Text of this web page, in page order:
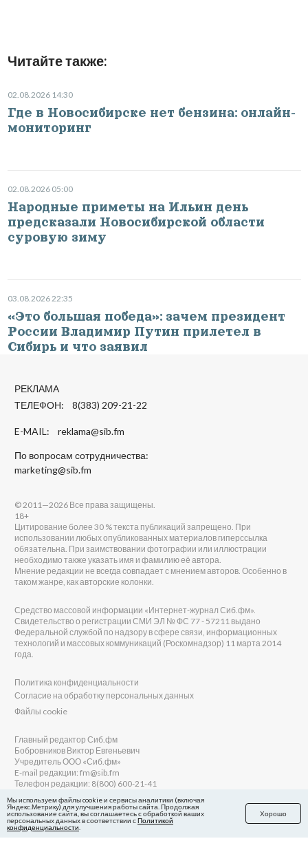
Читайте также:
02.08.2026 14:30
Где в Новосибирске нет бензина: онлайн-
мониторинг
02.08.2026 05:00
Народные приметы на Ильин день
предсказали Новосибирской области
суровую зиму
03.08.2026 22:35
«Это большая победа»: зачем президент
России Владимир Путин прилетел в
Сибирь и что заявил
РЕКЛАМА
ТЕЛЕФОН: 8(383) 209-21-22
E-MAIL: reklama@sib.fm
По вопросам сотрудничества:
marketing@sib.fm
© 2011—2026 Все права защищены.
18+
Цитирование более 30 % текста публикаций запрещено. При
использовании любых опубликованных материалов гиперссылка
обязательна. При заимствовании фотографии или иллюстрации
необходимо также указать имя и фамилию её автора.
Мнение редакции не всегда совпадает с мнением авторов. Особенно в
таком жанре, как авторские колонки.
Средство массовой информации «Интернет-журнал Сиб.фм».
Свидетельство о регистрации СМИ ЭЛ № ФС 77 - 57211 выдано
Федеральной службой по надзору в сфере связи, информационных
технологий и массовых коммуникаций (Роскомнадзор) 11 марта 2014
года.
Политика конфиденциальности
Согласие на обработку персональных данных
Файлы cookie
Главный редактор Сиб.фм
Бобровников Виктор Евгеньевич
Учредитель ООО «Сиб.фм»
E-mail редакции: fm@sib.fm
Телефон редакции: 8(800) 600-21-41
Сайт разработан и поддерживается Технодзен
Мы используем файлы cookie и сервисы аналитики (включая
Яндекс.Метрику) для улучшения работы сайта. Продолжая
использование сайта, вы соглашаетесь с обработкой ваших
персональных данных в соответствии сПолитикой
конфиденциальности
Хорошо